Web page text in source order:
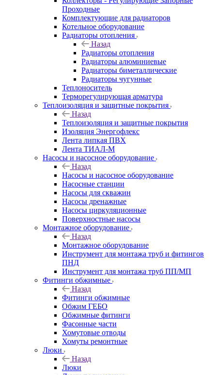
Проходные
Комплектующие для радиаторов
Котельное оборудование
Радиаторы отопления
Назад
Радиаторы отопления
Радиаторы алюминиевые
Радиаторы биметаллические
Радиаторы чугунные
Теплоноситель
Терморегулирующая арматура
Теплоизоляция и защитные покрытия
Назад
Теплоизоляция и защитные покрытия
Изоляция Энергофлекс
Лента липкая ПВХ
Лента ТИАЛ-М
Насосы и насосное оборудование
Назад
Насосы и насосное оборудование
Насосные станции
Насосы для скважин
Насосы дренажные
Насосы циркуляционные
Поверхностные насосы
Монтажное оборудование
Назад
Монтажное оборудование
Инструмент для монтажа труб и фитингов
ПНД
Инструмент для монтажа труб ПП/МП
Фитинги обжимные
Назад
Фитинги обжимные
Обжим ГЕБО
Обжимные фитинги
Фасонные части
Хомутовые отводы
Хомуты ремонтные
Люки
Назад
Люки